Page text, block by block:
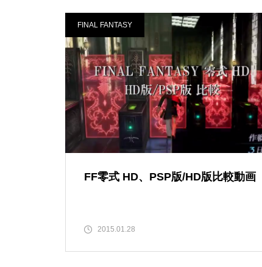
FINAL FANTASY
FF零式 HD、PSP版/HD版比較動画
2015.01.28